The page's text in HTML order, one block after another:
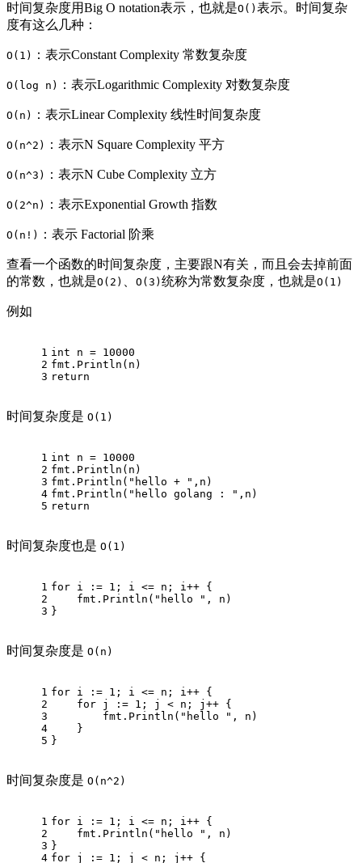
时间复杂度用Big O notation表示，也就是O() 表示。时间复杂
度有这么几种：
O(1) ：表示Constant Complexity 常数复杂度
O(log n) ：表示Logarithmic Complexity 对数复杂度
O(n) ：表示Linear Complexity 线性时间复杂度
O(n^2) ：表示N Square Complexity 平方
O(n^3) ：表示N Cube Complexity 立方
O(2^n) ：表示Exponential Growth 指数
O(n!) ：表示 Factorial 阶乘
查看一个函数的时间复杂度，主要跟N有关，而且会去掉前面
的常数，也就是O(2) O(3) 统称为常数复杂度，也就是O(1)
例如
1
2
3
int n = 10000
fmt.Println(n)
return
时间复杂度是 O(1)
1
2
3
4
5
int n = 10000
fmt.Println(n)
fmt.Println( "hello + " ,n)
fmt.Println( "hello golang : " ,n)
return
时间复杂度也是 O(1)
1
2
3
for i := 1 ; i <= n; i++ {
    fmt.Println(
"hello " , n)
}
时间复杂度是 O(n)
1
2
3
4
5
for i := 1 ; i <= n; i++ {
for j := 1 ; j < n; j++ {
        fmt.Println(
"hello " , n)
    }
}
时间复杂度是 O(n^2)
1
2
3
4
for i := 1 ; i <= n; i++ {
    fmt.Println(
"hello " , n)
}
for j := 1 ; j < n; j++ {